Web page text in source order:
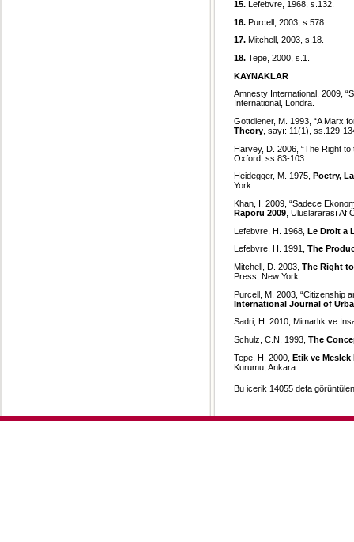
15. Lefebvre, 1968, s.132.
16. Purcell, 2003, s.578.
17. Mitchell, 2003, s.18.
18. Tepe, 2000, s.1.
KAYNAKLAR
Amnesty International, 2009,
International, Londra.
Gottdiener, M. 1993, “A Marx
Theory , sayı: 11(1), ss.129-
Harvey, D. 2006, “The Right to
Oxford, ss.83-103.
Heidegger, M. 1975, Poetry,
York.
Khan, I. 2009, “Sadece
Raporu 2009 , Uluslararası Af
Lefebvre, H. 1968, Le Droit a
Lefebvre, H. 1991, The
Mitchell, D. 2003, The Right
Press, New York.
Purcell, M. 2003, “Citizenship
International Journal of
Sadri, H. 2010, Mimarlık ve
Schulz, C.N. 1993, The
Tepe, H. 2000, Etik ve Meslek
Kurumu, Ankara.
Bu icerik 14055 defa